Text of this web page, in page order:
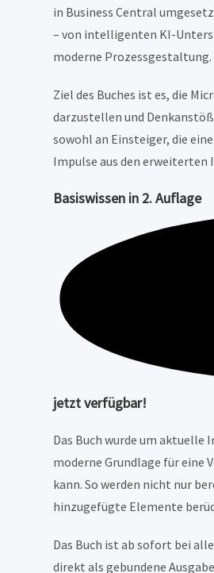
in Business Central
– von intelligenten KI-
moderne Prozessgestaltung.
Ziel des Buches ist es, die
darzustellen und
sowohl an Einsteiger, die
Impulse aus den
Basiswissen in 2. Auflage
jetzt verfügbar!
Das Buch wurde um
moderne Grundlage für eine
kann. So werden nicht nur
hinzugefügte Elemente
Das Buch ist ab sofort bei
direkt als gebundene